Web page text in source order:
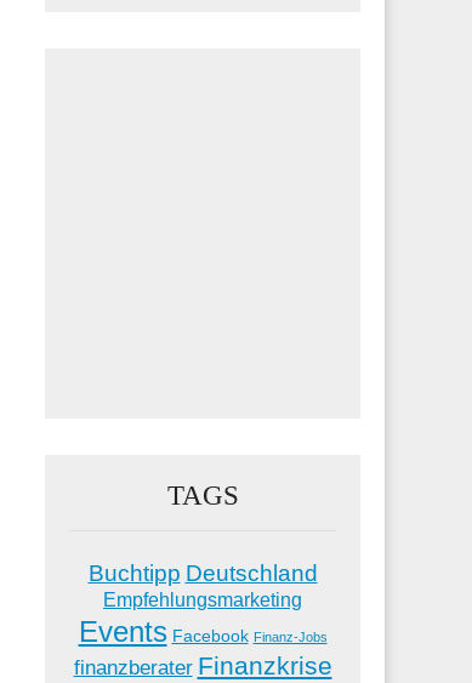
TAGS
Buchtipp Deutschland
Empfehlungsmarketing
Events Facebook Finanz-Jobs
finanzberater Finanzkrise